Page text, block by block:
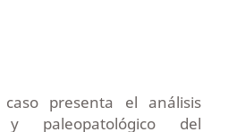
presenta el análisis
y paleopatológico del